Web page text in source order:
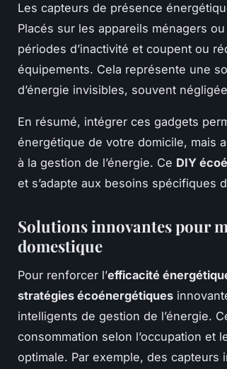
Les capteurs de présence
Placés sur les appareils ménagers
périodes d’inactivité et coupent ou
équipements. Cela représente une
d’énergie invisibles, souvent
En résumé, intégrer ces gadgets
énergétique de votre domicile, mais
à la gestion de l’énergie. Ce DIY
et s’adapte aux besoins spécifiques
Solutions innovantes pour
domestique
Pour renforcer l’efficacité
stratégies écoénergétiques
intelligents de gestion de l’énergie.
consommation selon l’occupation et
optimale. Par exemple, des